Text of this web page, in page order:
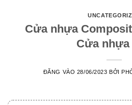
Cửa nhựa
Cửa nhựa
ĐĂNG VÀO 28/06/2023 BỞI